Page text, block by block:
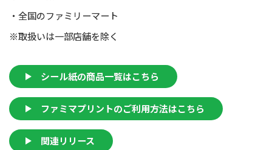
・全国のファミリーマート
※取扱いは一部店舗を除く
シール紙の商品一覧はこちら
ファミマプリントのご利用方法はこちら
関連リリース